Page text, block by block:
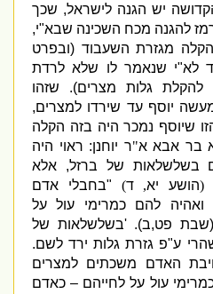
יש הגנה לישראל,שכך
להגנה מכח השכינה שבא"י,
מגזרת השעבוד(ובפרט
"י שנאמר לו שלא לרדת
גלות מצרים).שזהו
יוסף עד שירדו למצרים,
שיוסףנמכר היה בזה הקלה
אבא א "ר יוחנן:ראוי היה
בשלשלאות של ברזל,אלא
הושע יא ,ד "
בחבלי אדם
להם כמרימי עול על
פט,ב). 'בשלשלאות של
ע פ גזרת גלות ירד לשם.
האדם משכתים למצרים
עול על לחייהם – כאדם